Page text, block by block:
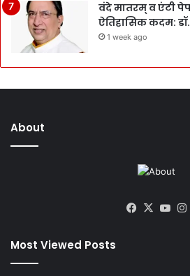
वंदे मातरम् व एंटी
ऐतिहासिक कदम:
1 week ago
About
Facebook
X
Most Viewed Posts